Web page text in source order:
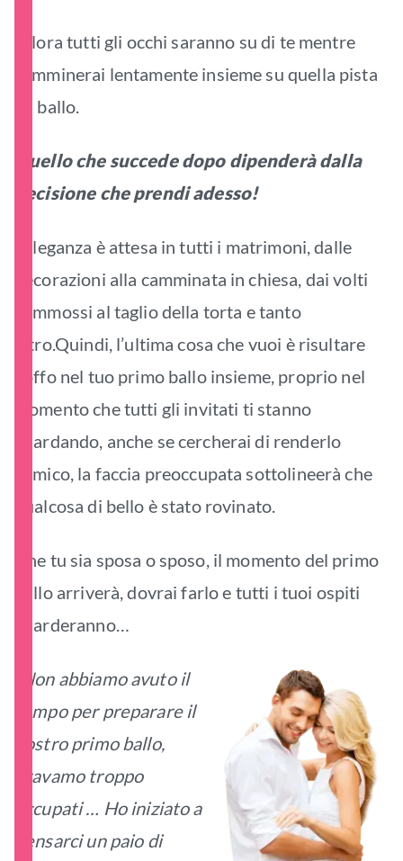
Allora tutti gli occhi saranno su di te mentre
camminerai lentamente insieme su quella pista
da ballo.
Quello che succede dopo dipenderà dalla
decisione che prendi adesso!
L’eleganza è attesa in tutti i matrimoni, dalle
decorazioni alla camminata in chiesa, dai volti
commossi al taglio della torta e tanto
altro.Quindi, l’ultima cosa che vuoi è risultare
goffo nel tuo primo ballo insieme, proprio nel
momento che tutti gli invitati ti stanno
guardando, anche se cercherai di renderlo
comico, la faccia preoccupata sottolineerà che
qualcosa di bello è stato rovinato.
Che tu sia sposa o sposo, il momento del primo
ballo arriverà, dovrai farlo e tutti i tuoi ospiti
guarderanno…
“Non abbiamo avuto il
tempo per preparare il
nostro primo ballo,
eravamo troppo
occupati … Ho iniziato a
pensarci un paio di